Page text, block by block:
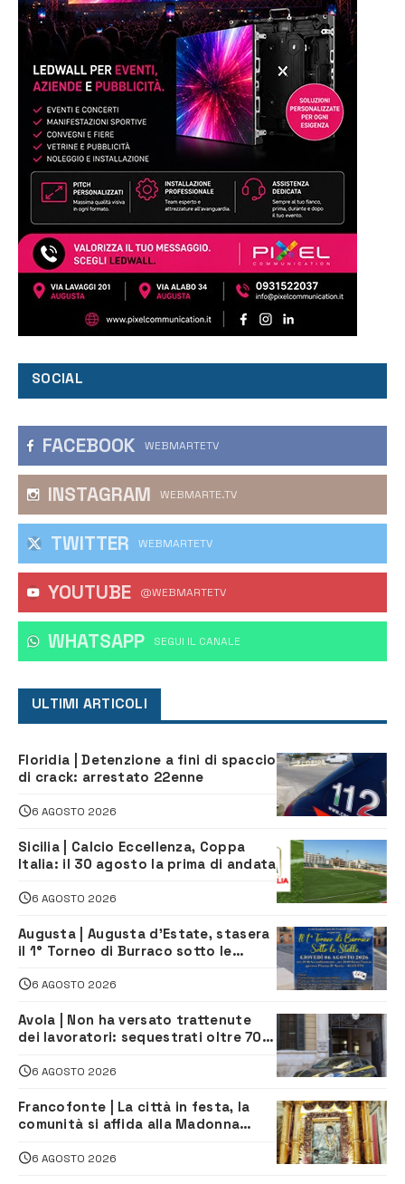
SOCIAL
FACEBOOK WEBMARTETV
INSTAGRAM WEBMARTE.TV
TWITTER WEBMARTETV
YOUTUBE @WEBMARTETV
WHATSAPP ‎SEGUI IL CANALE
ULTIMI ARTICOLI
Floridia | Detenzione a fini di spaccio
di crack: arrestato 22enne
6 AGOSTO 2026
Sicilia | Calcio Eccellenza, Coppa
Italia: il 30 agosto la prima di andata
6 AGOSTO 2026
Augusta | Augusta d’Estate, stasera
il 1° Torneo di Burraco sotto le
6 AGOSTO 2026
Avola | Non ha versato trattenute
dei lavoratori: sequestrati oltre 700
climatizzazione
6 AGOSTO 2026
Francofonte | La città in festa, la
comunità si affida alla Madonna
6 AGOSTO 2026